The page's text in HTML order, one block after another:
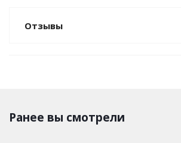
Отзывы
Ранее вы смотрели